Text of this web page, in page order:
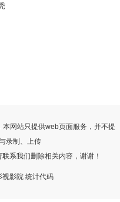
网站只提供web页面服务，并不提
录制、上传
系我们删除相关内容，谢谢！
影院 统计代码